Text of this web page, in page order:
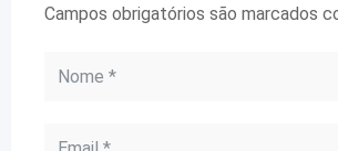
Campos obrigatórios são marcados